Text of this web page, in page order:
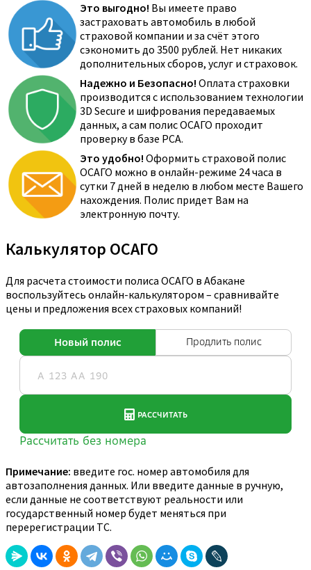
Это выгодно! Вы имеете право
застраховать автомобиль в любой
страховой компании и за счёт этого
сэкономить до 3500 рублей. Нет никаких
дополнительных сборов, услуг и страховок.
Надежно и Безопасно! Оплата страховки
производится с использованием технологии
3D Secure и шифрования передаваемых
данных, а сам полис ОСАГО проходит
проверку в базе РСА.
Это удобно! Оформить страховой полис
ОСАГО можно в онлайн-режиме 24 часа в
сутки 7 дней в неделю в любом месте Вашего
нахождения. Полис придет Вам на
электронную почту.
Калькулятор ОСАГО
Для расчета стоимости полиса ОСАГО в Абакане
воспользуйтесь онлайн-калькулятором – сравнивайте
цены и предложения всех страховых компаний!
Примечание: введите гос. номер автомобиля для
автозаполнения данных. Или введите данные в ручную,
если данные не соответствуют реальности или
государственный номер будет меняться при
перерегистрации ТС.